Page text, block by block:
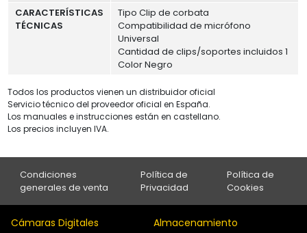
CARACTERÍSTICAS
TÉCNICAS
Tipo Clip de corbata
Compatibilidad de micrófono
Universal
Cantidad de clips/soportes incluidos 1
Color Negro
Todos los productos vienen un distribuidor oficial
Servicio técnico del proveedor oficial en España.
Los manuales e instrucciones están en castellano.
Los precios incluyen IVA.
Condiciones
generales de venta
Política de
Privacidad
Política de
Cookies
Cámaras Digitales Almacenamiento